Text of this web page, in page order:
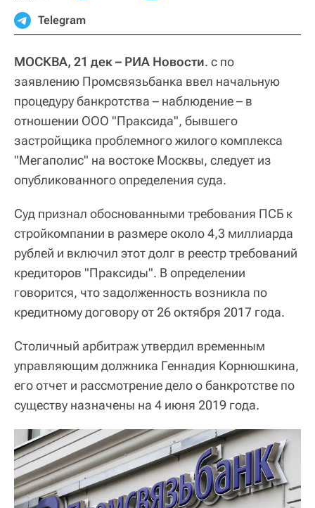
Telegram
МОСКВА, 21 дек – РИА Новости. с по
заявлению Промсвязьбанка ввел начальную
процедуру банкротства – наблюдение – в
отношении ООО "Праксида", бывшего
застройщика проблемного жилого комплекса
"Мегаполис" на востоке Москвы, следует из
опубликованного определения суда.
Суд признал обоснованными требования ПСБ к
стройкомпании в размере около 4,3 миллиарда
рублей и включил этот долг в реестр требований
кредиторов "Праксиды". В определении
говорится, что задолженность возникла по
кредитному договору от 26 октября 2017 года.
Столичный арбитраж утвердил временным
управляющим должника Геннадия Корнюшкина,
его отчет и рассмотрение дело о банкротстве по
существу назначены на 4 июня 2019 года.